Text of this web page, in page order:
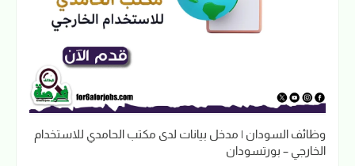
وظائف السودان | مدخل بيانات لدى مكتب الحامدي للاستخدام
الخارجي – بورتسودان